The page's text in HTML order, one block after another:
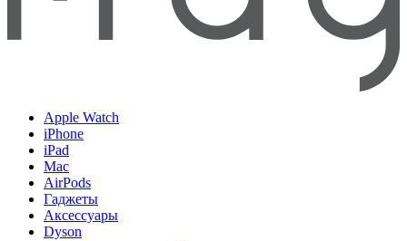
Apple Watch
iPhone
iPad
Mac
AirPods
Гаджеты
Аксессуары
Dyson